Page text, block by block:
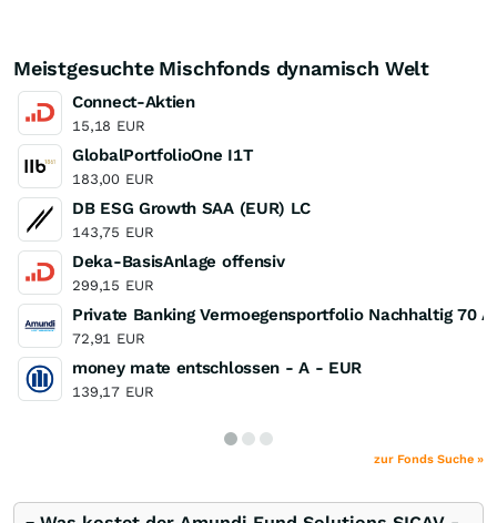
Meistgesuchte Mischfonds dynamisch Welt
Connect-Aktien
15,18 EUR
GlobalPortfolioOne I1T
183,00 EUR
DB ESG Growth SAA (EUR) LC
143,75 EUR
Deka-BasisAnlage offensiv
299,15 EUR
Private Banking Vermoegensportfolio Nachhaltig 70
72,91 EUR
money mate entschlossen - A - EUR
139,17 EUR
zur Fonds Suche »